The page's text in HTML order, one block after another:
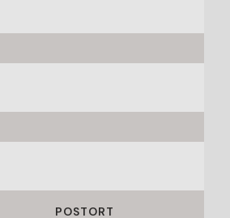
POSTORT